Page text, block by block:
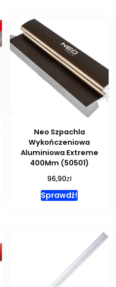
Neo Szpachla
Wykończeniowa
Aluminiowa Extreme
400Mm (50501)
96,90zł
Sprawdź!